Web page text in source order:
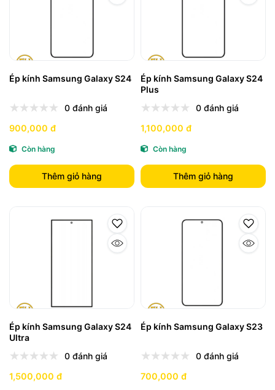
Ép kính Samsung Galaxy S24
0 đánh giá
900,000 đ
Còn hàng
Thêm giỏ hàng
Ép kính Samsung Galaxy S24
Plus
0 đánh giá
1,100,000 đ
Còn hàng
Thêm giỏ hàng
Ép kính Samsung Galaxy S24
Ultra
0 đánh giá
1,500,000 đ
Ép kính Samsung Galaxy S23
0 đánh giá
700,000 đ